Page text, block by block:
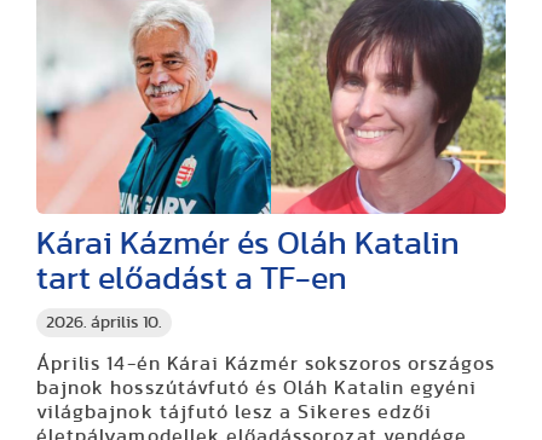
2026. április 10.
Kárai Kázmér és Oláh Katalin
tart előadást a TF-en
Április 14-én Kárai Kázmér sokszoros országos
bajnok hosszútávfutó és Oláh Katalin egyéni
világbajnok tájfutó lesz a Sikeres edzői
életpályamodellek előadássorozat vendége.